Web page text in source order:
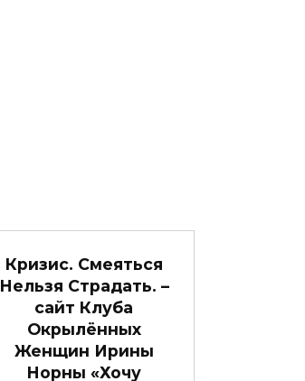
Кризис. Смеяться
Нельзя Страдать. –
сайт Клуба
Окрылённых
Женщин Ирины
Норны «Хочу